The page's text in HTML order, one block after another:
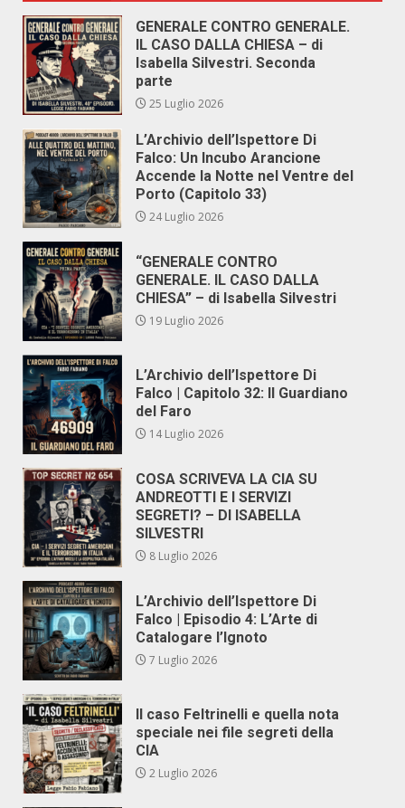
GENERALE CONTRO GENERALE.
IL CASO DALLA CHIESA – di
Isabella Silvestri. Seconda
parte
25 Luglio 2026
L’Archivio dell’Ispettore Di
Falco: Un Incubo Arancione
Accende la Notte nel Ventre del
Porto (Capitolo 33)
24 Luglio 2026
“GENERALE CONTRO
GENERALE. IL CASO DALLA
CHIESA” – di Isabella Silvestri
19 Luglio 2026
L’Archivio dell’Ispettore Di
Falco | Capitolo 32: Il Guardiano
del Faro
14 Luglio 2026
COSA SCRIVEVA LA CIA SU
ANDREOTTI E I SERVIZI
SEGRETI? – DI ISABELLA
SILVESTRI
8 Luglio 2026
L’Archivio dell’Ispettore Di
Falco | Episodio 4: L’Arte di
Catalogare l’Ignoto
7 Luglio 2026
Il caso Feltrinelli e quella nota
speciale nei file segreti della
CIA
2 Luglio 2026